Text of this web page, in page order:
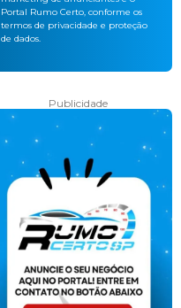
Portal Rumo Certo, conforme os
termos de privacidade e proteção
de dados.
Publicidade